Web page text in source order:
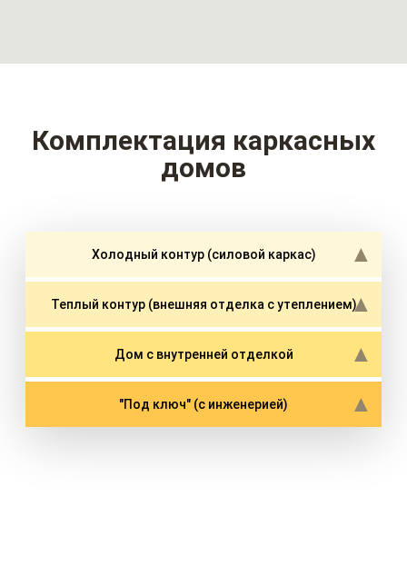
Комплектация каркасных
домов
Холодный контур (силовой каркас)
Теплый контур (внешняя отделка с утеплением)
Дом с внутренней отделкой
"Под ключ" (с инженерией)